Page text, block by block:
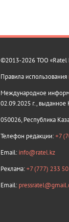
©2013-2026 ТОО «Ratel
Правила использования
Международное
02.09.2025 г., выданное
050026, Республика
Телефон редакции:+7
Email: info@ratel.kz
Реклама:+7 (777) 233
Email: